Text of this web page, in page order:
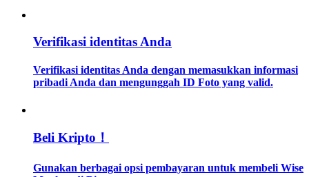
Pelajari cara untuk tetap menghasilkan keuntungan
Verifikasi identitas Anda
Verifikasi identitas Anda dengan memasukkan informasi
pribadi Anda dan mengunggah ID Foto yang valid.
Beli Kripto！
Gunakan berbagai opsi pembayaran untuk membeli Wise